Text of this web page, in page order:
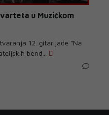
u Muzičkom
12. gitarijade "Na
bend...